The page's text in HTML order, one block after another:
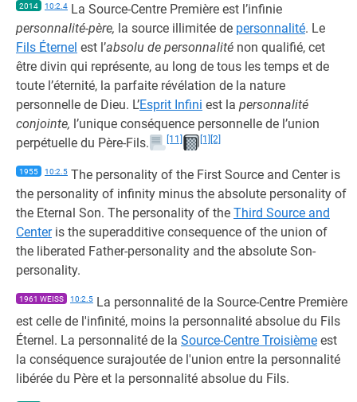
2014 10:2.4 La Source-Centre Première est l’infinie
personnalité-père, la source illimitée de personnalité. Le
Fils Éternel est l’absolu de personnalité non qualifié, cet
être divin qui représente, au long de tous les temps et de
toute l’éternité, la parfaite révélation de la nature
personnelle de Dieu. L’Esprit Infini est la personnalité
conjointe, l’unique conséquence personnelle de l’union
perpétuelle du Père-Fils.
[11] [1] [2]
1955 10:2.5 The personality of the First Source and Center is
the personality of infinity minus the absolute personality of
the Eternal Son. The personality of the Third Source and
Centeris the superadditive consequence of the union of
the liberated Father-personality and the absolute Son-
personality.
1961 WEISS 10:2.5 La personnalité de la Source-Centre Première
est celle de l'infinité, moins la personnalité absolue du Fils
Éternel. La personnalité de la Source-Centre Troisième est
la conséquence surajoutée de l'union entre la personnalité
libérée du Père et la personnalité absolue du Fils.